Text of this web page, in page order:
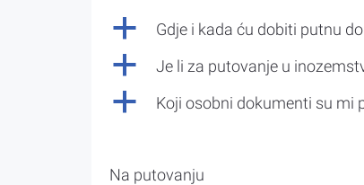
a Gdje i kada ću dobiti putnu
a Je li za putovanje u
a Koji osobni dokumenti su mi
Na putovanju